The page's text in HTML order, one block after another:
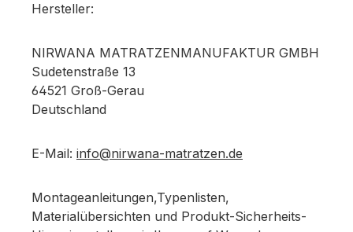
Hersteller:
NIRWANA MATRATZENMANUFAKTUR GMBH
Sudetenstraße 13
64521 Groß-Gerau
Deutschland
E-Mail: info@nirwana-matratzen.de
Montageanleitungen,Typenlisten,
Materialübersichten und Produkt-Sicherheits-